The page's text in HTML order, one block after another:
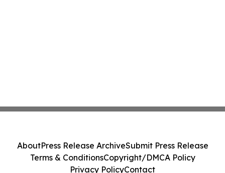
AboutPress Release ArchiveSubmit Press Release
Terms & ConditionsCopyright/DMCA Policy
Privacy PolicyContact